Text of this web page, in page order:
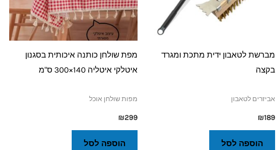
מברשת לטאבון ידית מתכת ומגרד
בקצה
אביזרים לטאבון
₪189
הוספה לסל
מפת שולחן כותנה איכותית בסגנון
איטלקי איטליה 140×300 ס"מ
מפות שולחן אוכל
₪299
הוספה לסל